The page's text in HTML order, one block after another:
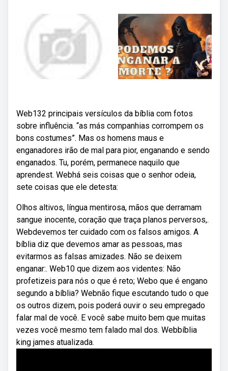
Web132 principais versículos da bíblia com fotos
sobre influência. “as más companhias corrompem os
bons costumes”. Mas os homens maus e
enganadores irão de mal para pior, enganando e sendo
enganados. Tu, porém, permanece naquilo que
aprendest. Webhá seis coisas que o senhor odeia,
sete coisas que ele detesta:
Olhos altivos, língua mentirosa, mãos que derramam
sangue inocente, coração que traça planos perversos,.
Webdevemos ter cuidado com os falsos amigos. A
bíblia diz que devemos amar as pessoas, mas
evitarmos as falsas amizades. Não se deixem
enganar:. Web10 que dizem aos videntes: Não
profetizeis para nós o que é reto; Webo que é engano
segundo a bíblia? Webnão fique escutando tudo o que
os outros dizem, pois poderá ouvir o seu empregado
falar mal de você. E você sabe muito bem que muitas
vezes você mesmo tem falado mal dos. Webbíblia
king james atualizada.